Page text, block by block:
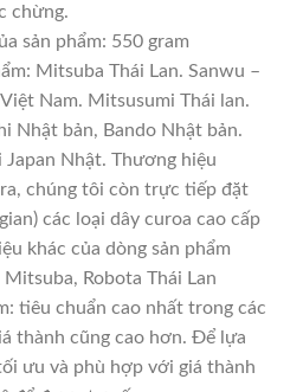
chừng.
sản phẩm: 550 gram
Mitsuba Thái Lan. Sanwu –
Nam. Mitsusumi Thái lan.
Nhật bản, Bando Nhật bản.
Japan Nhật. Thương hiệu
ra, chúng tôi còn trực tiếp đặt
các loại dây curoa cao cấp
khác của dòng sản phẩm
Robota Thái Lan
tiêu chuẩn cao nhất trong các
thành cũng cao hơn. Để lựa
ưu và phù hợp với giá thành